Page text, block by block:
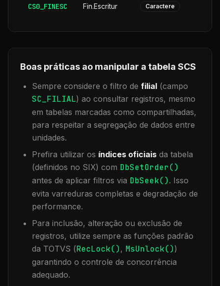
CS0_FINESC Fin.Escritur Caractere
Boas práticas ao manipular a tabela SCS
Sempre considere o filtro de filial (campo
SC_FILIAL) ao consultar registros, mesmo
em tabelas marcadas como compartilhadas,
para respeitar a segregação de dados entre
unidades.
Prefira utilizar os índices oficiais da tabela
(definidos no SIX) com DbSetOrder()
antes de aplicar filtros via DbSeek(). Isso
evita varreduras completas e degradação de
performance.
Para inclusão, alteração ou exclusão de
registros, utilize sempre as funções padrão
da TOTVS (RecLock(), MsUnlock())
garantindo o controle de concorrência
adequado.